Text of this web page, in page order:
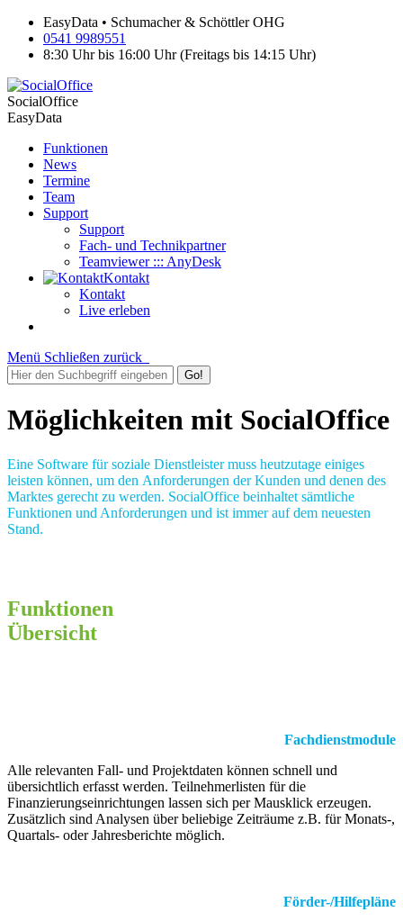
EasyData • Schumacher & Schöttler OHG
0541 9989551
8:30 Uhr bis 16:00 Uhr (Freitags bis 14:15 Uhr)
SocialOffice
EasyData
Funktionen
News
Termine
Team
Support
Support
Fach- und Technikpartner
Teamviewer ::: AnyDesk
Kontakt
Kontakt
Live erleben
Menü Schließen zurück
Möglichkeiten mit SocialOffice
Eine Software für soziale Dienstleister muss heutzutage einiges
leisten können, um den Anforderungen der Kunden und denen des
Marktes gerecht zu werden. SocialOffice beinhaltet sämtliche
Funktionen und Anforderungen und ist immer auf dem neuesten
Stand.
Funktionen
Übersicht
Fachdienstmodule
Alle relevanten Fall- und Projektdaten können schnell und
übersichtlich erfasst werden. Teilnehmerlisten für die
Finanzierungseinrichtungen lassen sich per Mausklick erzeugen.
Zusätzlich sind Analysen über beliebige Zeiträume z.B. für Monats-,
Quartals- oder Jahresberichte möglich.
Förder-/Hilfepläne